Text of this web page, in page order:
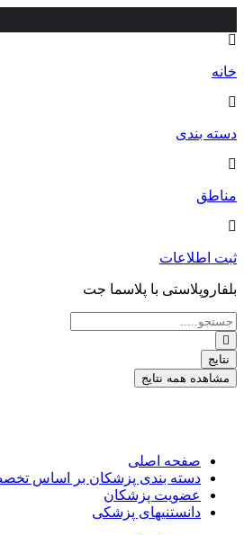
خانه
دسته بندی
مناطق
ثبت اطلاعات
بلفاروپلاستی با پلاسما جت
جستجو
...
نتایج
مشاهده همه نتایج
صفحه اصلی
دسته بندی پزشکان بر اساس
عضویت پزشکان
دانستنیهای پزشکی